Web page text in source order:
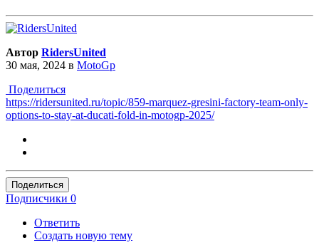
Автор RidersUnited
30 мая, 2024 в MotoGp
Поделиться
https://ridersunited.ru/topic/859-marquez-gresini-factory-team-only-
options-to-stay-at-ducati-fold-in-motogp-2025/
Поделиться
Подписчики 0
Ответить
Создать новую тему